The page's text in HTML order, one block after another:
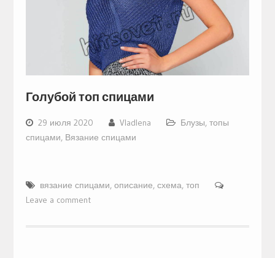
Голубой топ спицами
29 июля 2020 Vladlena
Блузы, топы
спицами, Вязание спицами
вязание спицами, описание, схема, топ
Leave a comment